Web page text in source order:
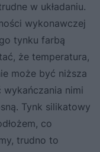
w układaniu.
wykonawczej
tynku farbą
że temperatura,
może być niższa
nimi
Tynk silikatowy
co
trudno to